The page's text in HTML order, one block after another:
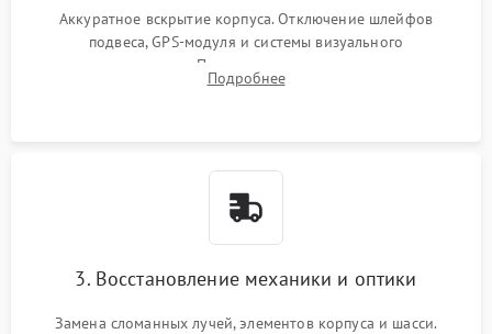
Аккуратное вскрытие корпуса. Отключение шлейфов
подвеса, GPS-модуля и системы визуального
позиционирования. Проверка полетного контроллера,
регуляторов оборотов (ESC) и бесколлекторных моторов на
Подробнее
3. Восстановление механики и оптики
Замена сломанных лучей, элементов корпуса и шасси.